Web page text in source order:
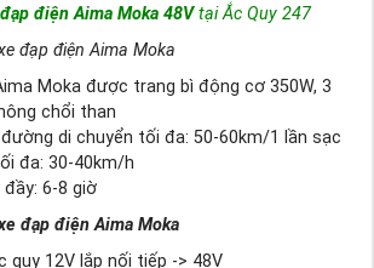
điện Aima Moka 48Vtại Ắc Quy 247
đạp điện Aima Moka
Moka được trang bì động cơ 350W, 3
chổi than
di chuyển tối đa: 50-60km/1 lần sạc
đa: 30-40km/h
6-8 giờ
đạp điện Aima Moka
quy 12V lắp nối tiếp -> 48V